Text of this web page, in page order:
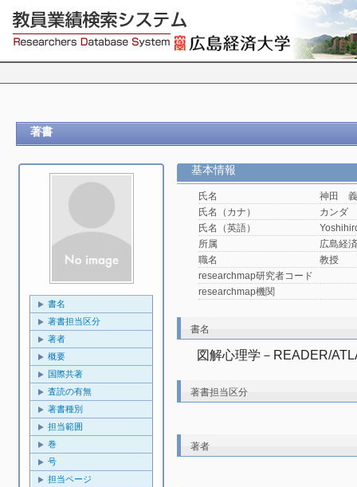
著書
書名
著書担当区分
著者
概要
国際共著
査読の有無
著書種別
担当範囲
巻
号
担当ページ
基本情報
氏名
神田
氏名（カナ）
カンダ
氏名（英語）
所属
広島経
職名
教授
researchmap研究者コード
researchmap機関
書名
図解心理学－READER/
著書担当区分
著者